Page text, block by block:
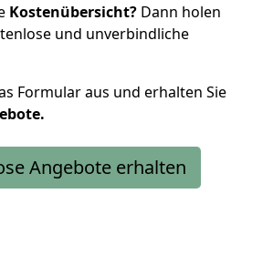
Kostenübersicht? Dann holen
und unverbindliche
Formular aus und erhalten Sie
Angebote erhalten